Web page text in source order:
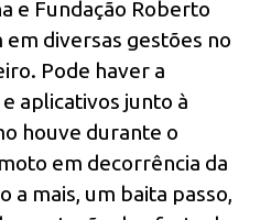
e Fundação Roberto
diversas gestões no
Pode haver a
aplicativos junto à
houve durante o
em decorrência da
a mais, um baita passo,